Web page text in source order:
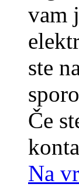
vam
ste
Če
Na